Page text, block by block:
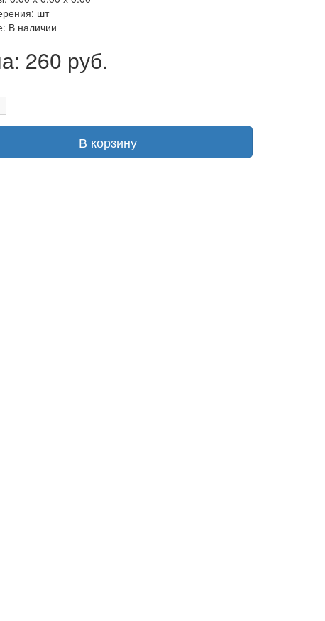
шт
В наличии
260 руб.
В корзину